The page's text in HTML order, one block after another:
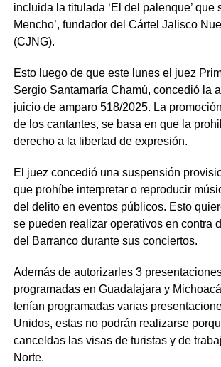
incluida la titulada ‘El del palenque’ que
Mencho’, fundador del Cártel Jalisco
(CJNG).
Esto luego de que este lunes el juez
Sergio Santamaría Chamú, concedió la
juicio de amparo 518/2025. La
de los cantantes, se basa en que la
derecho a la libertad de expresión.
El juez concedió una suspensión
que prohíbe interpretar o reproducir
del delito en eventos públicos. Esto
se pueden realizar operativos en contra
del Barranco durante sus conciertos.
Además de autorizarles 3
programadas en Guadalajara y
tenían programadas varias
Unidos, estas no podrán realizarse
canceldas las visas de turistas y de
Norte.